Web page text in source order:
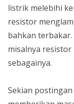
listrik melebihi
resistor
bahkan
misalnya
sebagainya.
Sekian